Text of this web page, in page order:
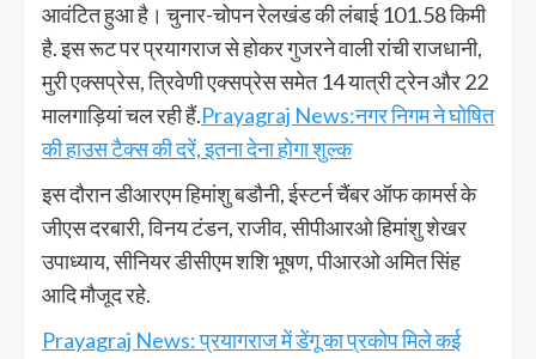
आवंटित हुआ है। चुनार-चोपन रेलखंड की लंबाई 101.58 किमी
है. इस रूट पर प्रयागराज से होकर गुजरने वाली रांची राजधानी,
मुरी एक्सप्रेस, त्रिवेणी एक्सप्रेस समेत 14 यात्री ट्रेन और 22
मालगाड़ियां चल रही हैं.Prayagraj News:नगर निगम ने घोषित
की हाउस टैक्स की दरें, इतना देना होगा शुल्क
इस दौरान डीआरएम हिमांशु बडौनी, ईस्टर्न चैंबर ऑफ कामर्स के
जीएस दरबारी, विनय टंडन, राजीव, सीपीआरओ हिमांशु शेखर
उपाध्याय, सीनियर डीसीएम शशि भूषण, पीआरओ अमित सिंह
आदि मौजूद रहे.
Prayagraj News: प्रयागराज में डेंगू का प्रकोप मिले कई